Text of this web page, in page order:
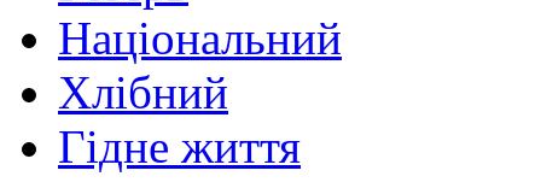
Національний
Хлібний
Гідне життя